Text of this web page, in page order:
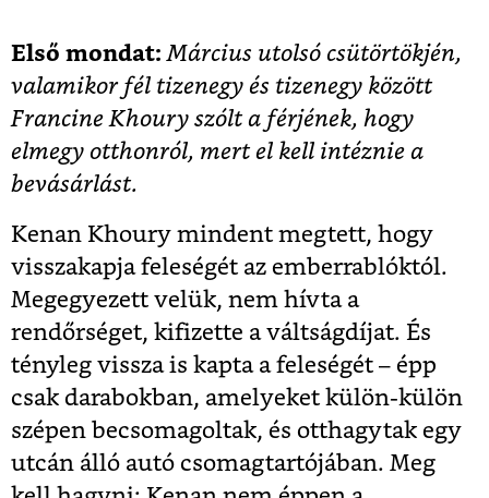
Első mondat: Március utolsó csütörtökjén,
valamikor fél tizenegy és tizenegy között
Francine Khoury szólt a férjének, hogy
elmegy otthonról, mert el kell intéznie a
bevásárlást.
Kenan Khoury mindent megtett, hogy
visszakapja feleségét az emberrablóktól.
Megegyezett velük, nem hívta a
rendőrséget, kifizette a váltságdíjat. És
tényleg vissza is kapta a feleségét – épp
csak darabokban, amelyeket külön-külön
szépen becsomagoltak, és otthagytak egy
utcán álló autó csomagtartójában. Meg